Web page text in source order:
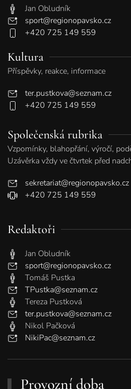
Jan Obludník
sport@regionopavsko.cz
+420 725 149 559
Kultura
Příspěvky, reakce, informace
ter.pustkova@seznam.cz
+420 725 149 559
Společenská rubrika
Vzpomínky, blahopřání, výročí,
Uzávěrka vždy ve čtvrtek před
sekretariat@regionopavsko.cz
+420 725 149 559
Redaktoři
Jan Obludník
sport@regionopavsko.cz
Tomáš Pustka
TPustka@seznam.cz
Tereza Pustková
ter.pustkova@seznam.cz
Nikol Pačková
NikiPac@seznam.cz
Provozní doba